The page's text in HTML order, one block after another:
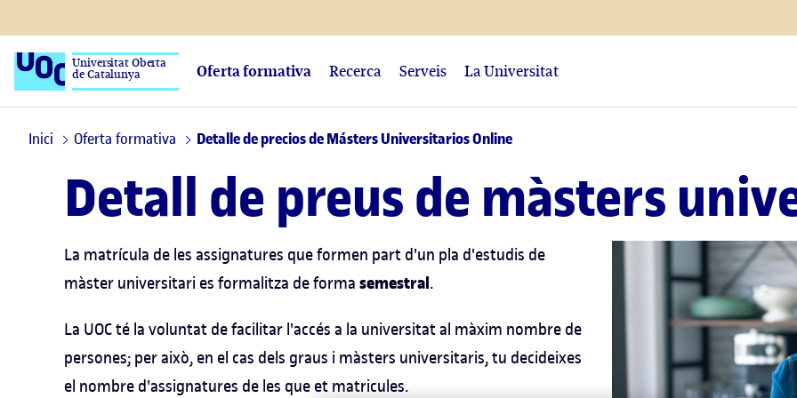
Universitat Oberta
de Catalunya Oferta formativa Recerca Serveis La Universitat
Inici Oferta formativa Detalle de precios de Másters Universitarios Online
Detall de preus de màsters
La matrícula de les assignatures que formen part d'un pla d'estudis de
màster universitari es formalitza de forma semestral.
La UOC té la voluntat de facilitar l'accés a la universitat al màxim nombre de
persones; per això, en el cas dels graus i màsters universitaris, tu decideixes
el nombre d'assignatures de les que et matricules.